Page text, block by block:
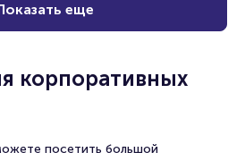
еще
корпоративных
посетить большой